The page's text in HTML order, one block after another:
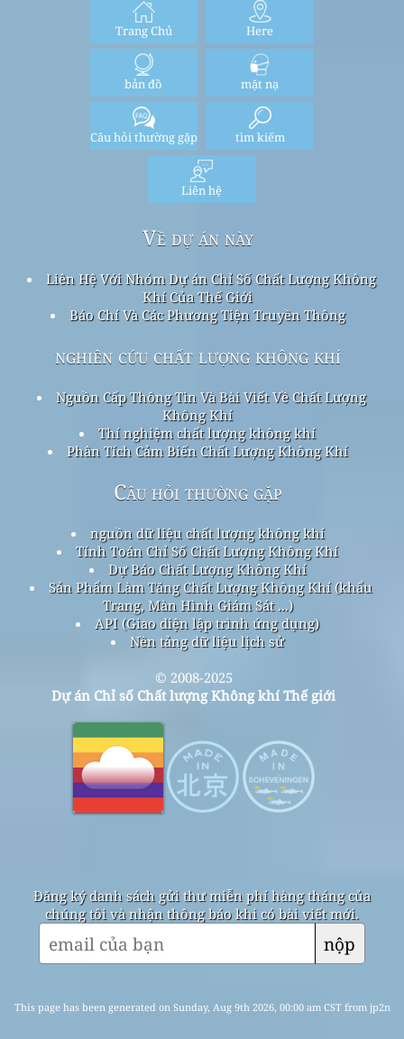
Trang Chủ Here
bản đồ mặt nạ
Câu hỏi thường gặp tìm kiếm
Liên hệ
Về dự án này
Liên Hệ Với Nhóm Dự án Chỉ Số Chất Lượng Không
Khí Của Thế Giới
Báo Chí Và Các Phương Tiện Truyền Thông
nghiên cứu chất lượng không khí
Nguồn Cấp Thông Tin Và Bài Viết Về Chất Lượng
Không Khí
Thí nghiệm chất lượng không khí
Phân Tích Cảm Biến Chất Lượng Không Khí
Câu hỏi thường gặp
nguồn dữ liệu chất lượng không khí
Tính Toán Chỉ Số Chất Lượng Không Khí
Dự Báo Chất Lượng Không Khí
Sản Phẩm Làm Tăng Chất Lượng Không Khí (khẩu
Trang, Màn Hình Giám Sát ...)
API (Giao diện lập trình ứng dụng)
Nền tảng dữ liệu lịch sử
© 2008-2025
Dự án Chỉ số Chất lượng Không khí Thế giới
Đăng ký danh sách gửi thư miễn phí hàng tháng của
chúng tôi và nhận thông báo khi có bài viết mới.
nộp
This page has been generated on Sunday, Aug 9th 2026, 00:00 am CST from jp2n